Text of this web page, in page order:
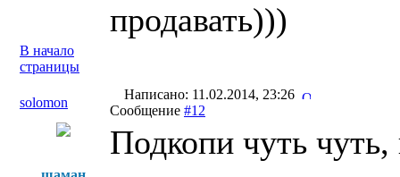
продавать)))
В начало
страницы
solomon
Написано: 11.02.2014, 23:26
Сообщение #12
Подкопи чуть чуть,